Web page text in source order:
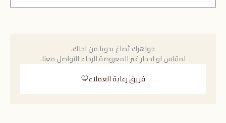
جواهرك تُصاغ يدويا من اجلك.
لمقاس او احجار غير المعروضة الرجاء التواصل معنا.
فريق رعاية العملاء